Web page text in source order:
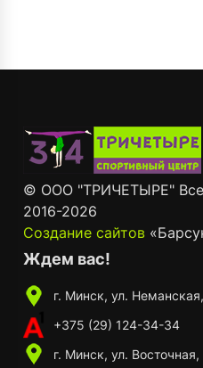
© ООО "ТРИЧЕТЫРЕ"
2016-2026
Создание сайтов
Ждем вас!
г. Минск, ул.
+375 (29) 124-34-34
г. Минск, ул. Восточная,